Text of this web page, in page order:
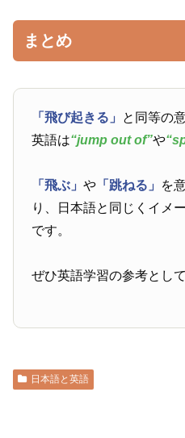
まとめ
「飛び起きる」 と同等の
英語は“jump out of”や
「飛ぶ」や 「跳ねる」 を
り、日本語と同じくイメ
です。
ぜひ英語学習の参考とし
日本語と英語